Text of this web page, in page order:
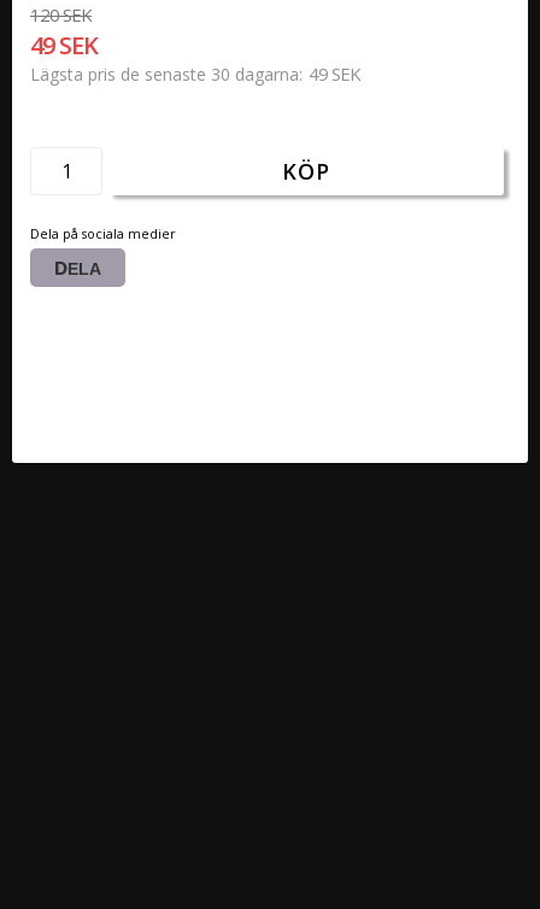
120 SEK
49 SEK
Lägsta pris de senaste 30 dagarna 49 SEK
KÖP
Dela på sociala medier
DELA